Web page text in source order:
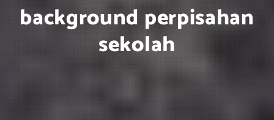
background perpisahan
sekolah